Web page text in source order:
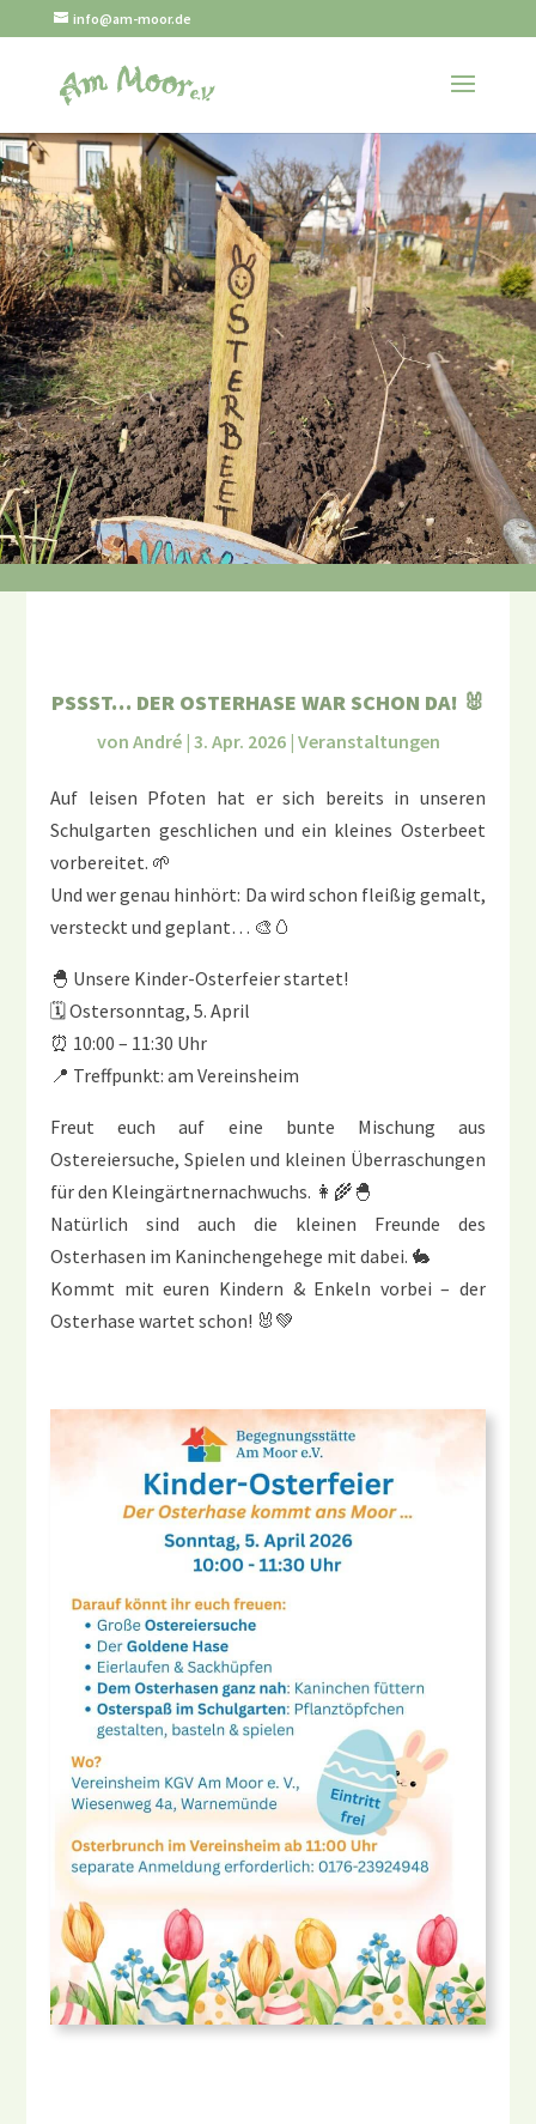
info@am-moor.de
PSSST… DER OSTERHASE WAR SCHON DA! 🐰
von André| 3. Apr. 2026| Veranstaltungen
Auf leisen Pfoten hat er sich bereits in unseren
Schulgarten geschlichen und ein kleines Osterbeet
vorbereitet. 🌱
Und wer genau hinhört: Da wird schon fleißig gemalt,
versteckt und geplant… 🎨🥚
🐣 Unsere Kinder-Osterfeier startet!
🗓 Ostersonntag, 5. April
⏰ 10:00 – 11:30 Uhr
📍 Treffpunkt: am Vereinsheim
Freut euch auf eine bunte Mischung aus
Ostereiersuche, Spielen und kleinen Überraschungen
für den Kleingärtnernachwuchs. 👩‍🌾🐣
Natürlich sind auch die kleinen Freunde des
Osterhasen im Kaninchengehege mit dabei. 🐇
Kommt mit euren Kindern & Enkeln vorbei – der
Osterhase wartet schon! 🐰💚